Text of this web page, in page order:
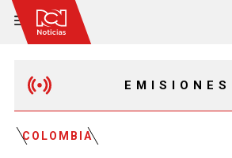
EMISIONES
COLOMBIA